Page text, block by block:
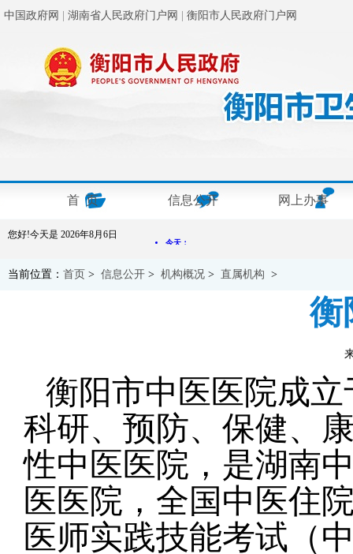
中国政府网 湖南省人民政府门户网 衡阳市人民政府门户网
首 页 信息公开 网上办事
您好!今天是 2026年8月6日
当前位置： 首页 > 信息公开 > 机构概况 > 直属机构 >
衡
衡阳市中医医院成立
科研、预防、保健、
性中医医院，是湖南
医医院，全国中医住
医师实践技能考试（